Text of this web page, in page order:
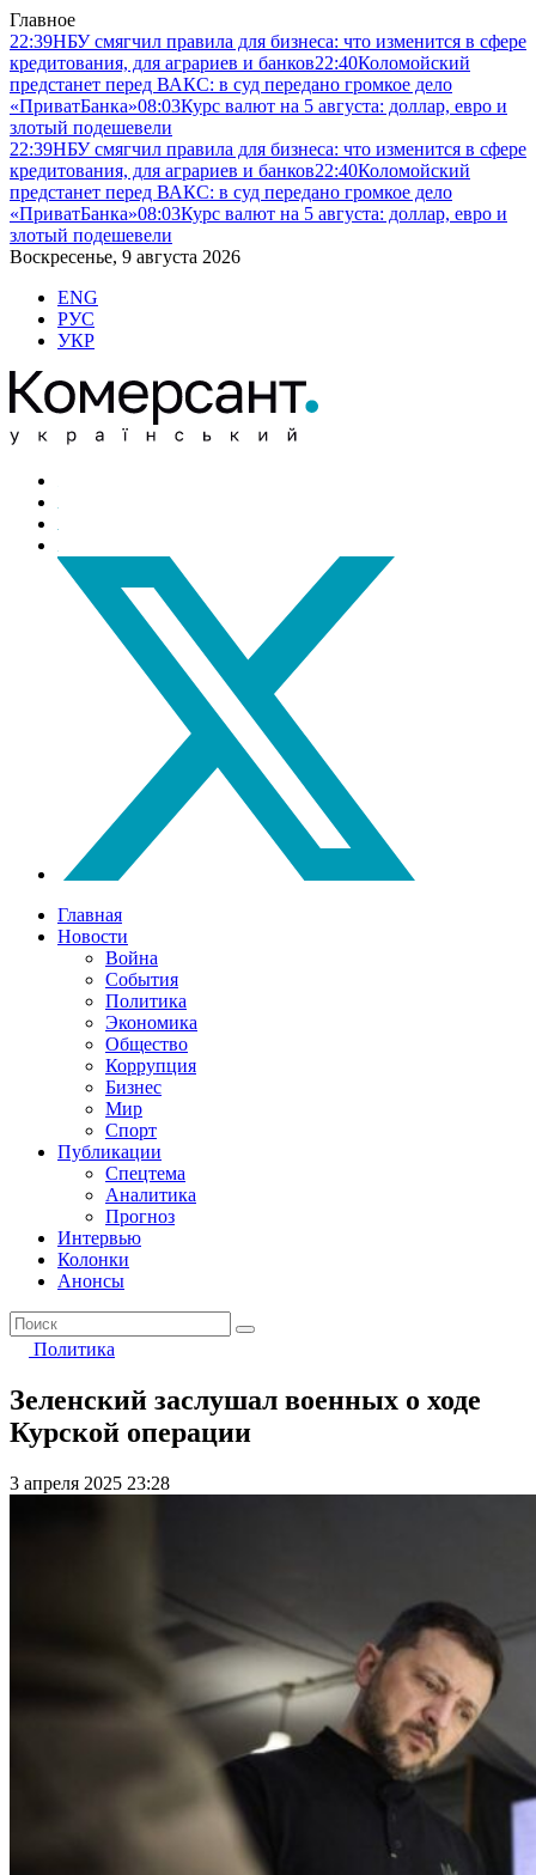
Главное
22:39НБУ смягчил правила для бизнеса: что изменится в сфере
кредитования, для аграриев и банков22:40Коломойский
предстанет перед ВАКС: в суд передано громкое дело
«ПриватБанка»08:03Курс валют на 5 августа: доллар, евро и
злотый подешевели
22:39НБУ смягчил правила для бизнеса: что изменится в сфере
кредитования, для аграриев и банков22:40Коломойский
предстанет перед ВАКС: в суд передано громкое дело
«ПриватБанка»08:03Курс валют на 5 августа: доллар, евро и
злотый подешевели
Воскресенье, 9 августа 2026
ENG
РУС
УКР
Главная
Новости
Война
События
Политика
Экономика
Общество
Коррупция
Бизнес
Мир
Спорт
Публикации
Спецтема
Аналитика
Прогноз
Интервью
Колонки
Анонсы
Политика
Зеленский заслушал военных о ходе
Курской операции
3 апреля 2025 23:28